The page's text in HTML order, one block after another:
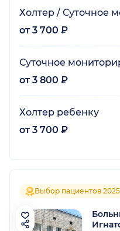
Холтер / Суточное
от 3 700 ₽
Суточное
от 3 800 ₽
Холтер ребенку
от 3 700 ₽
Выбор пациентов 2025